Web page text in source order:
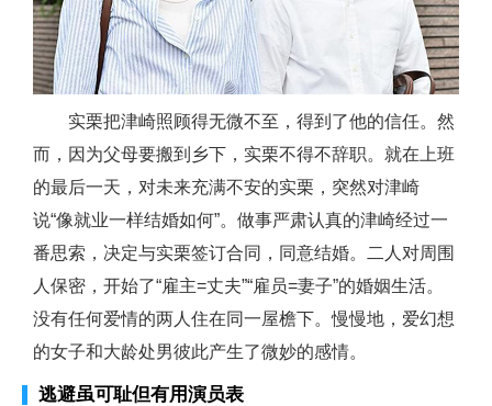
实栗把津崎照顾得无微不至，得到了他的信任。然
而，因为父母要搬到乡下，实栗不得不辞职。就在上班
的最后一天，对未来充满不安的实栗，突然对津崎
说“像就业一样结婚如何”。做事严肃认真的津崎经过一
番思索，决定与实栗签订合同，同意结婚。二人对周围
人保密，开始了“雇主=丈夫”“雇员=妻子”的婚姻生活。
没有任何爱情的两人住在同一屋檐下。慢慢地，爱幻想
的女子和大龄处男彼此产生了微妙的感情。
逃避虽可耻但有用演员表